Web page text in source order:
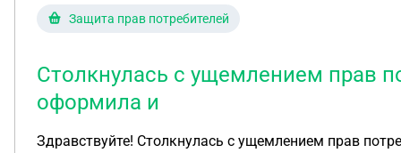
Защита прав потребителей
Столкнулась с ущемлением прав
оформила и
Здравствуйте! Столкнулась с ущемлением прав